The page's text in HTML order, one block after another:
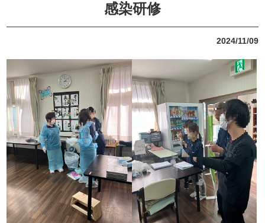
感染研修
2024/11/09